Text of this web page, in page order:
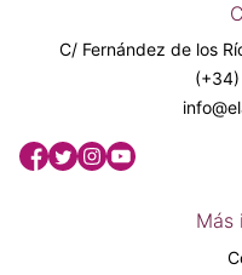
C/ Fernández de los
Más